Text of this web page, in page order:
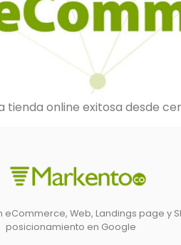
online exitosa desde
eCommerce, Web, Landings page y
posicionamiento en Google